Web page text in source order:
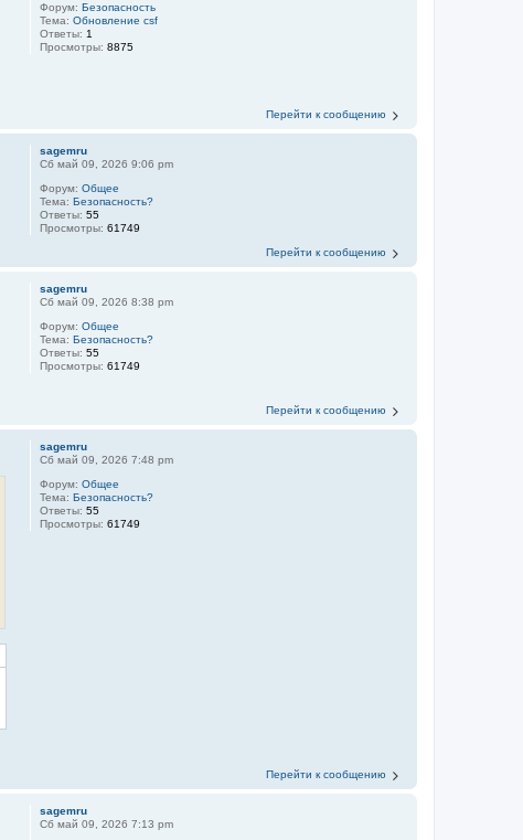
Форум:Безопасность
Тема:Обновление csf
Ответы: 1
Просмотры:8875
Перейти к сообщению
sagemru
Сб май 09, 2026 9:06 pm
Форум:Общее
Тема:Безопасность?
Ответы:55
Просмотры:61749
Перейти к сообщению
sagemru
Сб май 09, 2026 8:38 pm
Форум:Общее
Тема:Безопасность?
Ответы:55
Просмотры:61749
Перейти к сообщению
sagemru
Сб май 09, 2026 7:48 pm
Форум:Общее
Тема:Безопасность?
Ответы:55
Просмотры:61749
Перейти к сообщению
sagemru
Сб май 09, 2026 7:13 pm